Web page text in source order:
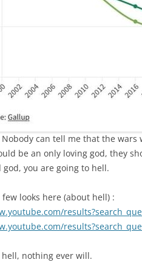
Nobody can tell me that the
be an only loving god, they
god, you are going to hell.
few looks here (about hell) :
hell, nothing ever will.